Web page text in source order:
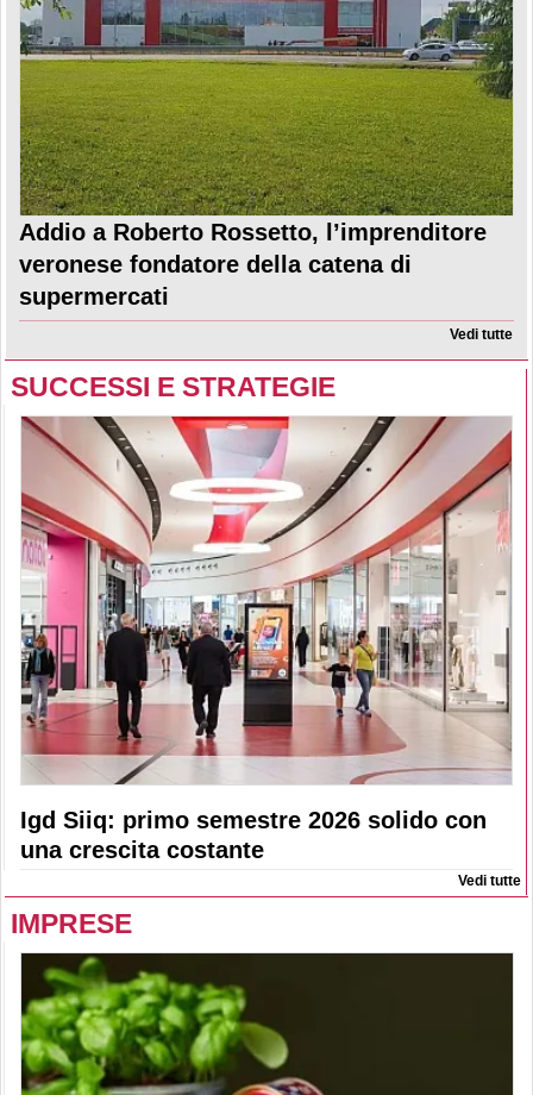
Addio a Roberto Rossetto, l’imprenditore
veronese fondatore della catena di
supermercati
Vedi tutte
SUCCESSI E STRATEGIE
Igd Siiq: primo semestre 2026 solido con
una crescita costante
Vedi tutte
IMPRESE